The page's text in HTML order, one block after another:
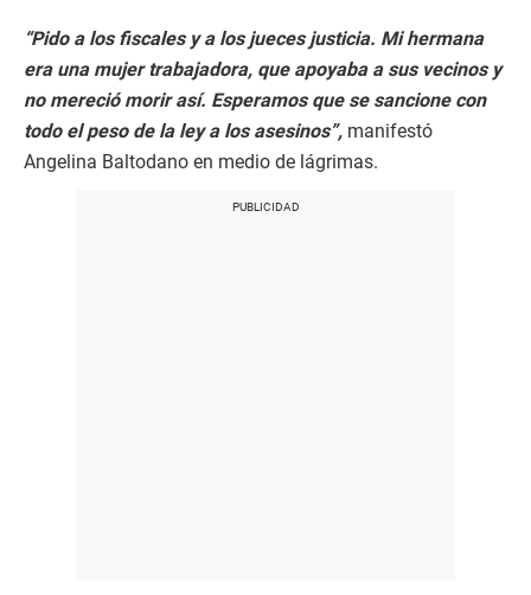
“Pido a los fiscales y a los jueces justicia. Mi hermana
era una mujer trabajadora, que apoyaba a sus vecinos y
no mereció morir así. Esperamos que se sancione con
todo el peso de la ley a los asesinos”, manifestó
Angelina Baltodano en medio de lágrimas.